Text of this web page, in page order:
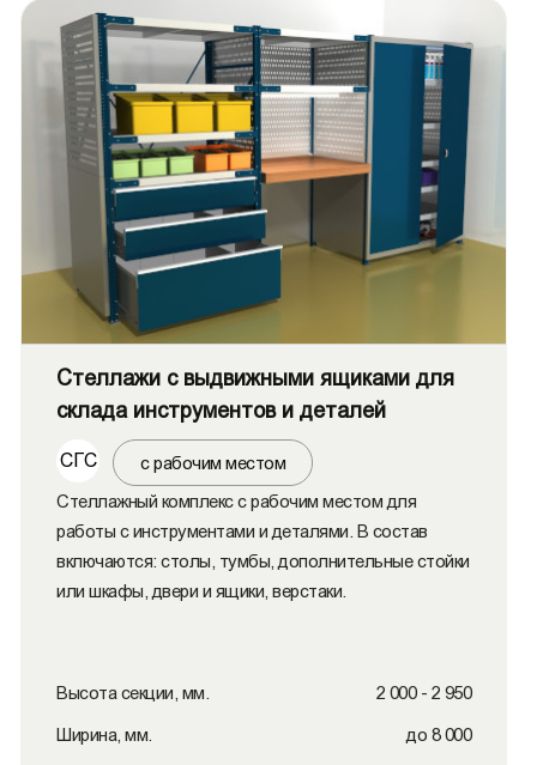
Стеллажи с выдвижными ящиками для
склада инструментов и деталей
СГС
с рабочим местом
Стеллажный комплекс с рабочим местом для
работы с инструментами и деталями. В состав
включаются: столы, тумбы, дополнительные стойки
или шкафы, двери и ящики, верстаки.
Высота секции, мм. 2 000 - 2 950
Ширина, мм. до 8 000